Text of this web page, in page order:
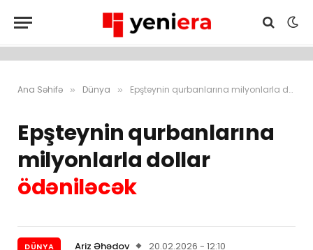
Ana Səhifə » Dünya » Epşteynin qurbanlarına milyonlarla dollar ödəniləcək
Epşteynin qurbanlarına
milyonlarla dollar
ödəniləcək
DÜNYA Ariz Əhədov 20.02.2026 - 12:10